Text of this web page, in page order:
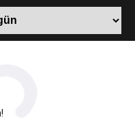
hedef aldı
açılışında